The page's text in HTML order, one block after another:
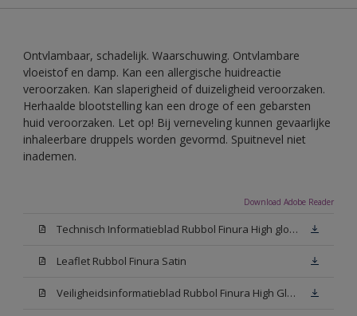
Ontvlambaar, schadelijk. Waarschuwing. Ontvlambare
vloeistof en damp. Kan een allergische huidreactie
veroorzaken. Kan slaperigheid of duizeligheid veroorzaken.
Herhaalde blootstelling kan een droge of een gebarsten
huid veroorzaken. Let op! Bij verneveling kunnen gevaarlijke
inhaleerbare druppels worden gevormd. Spuitnevel niet
inademen.
Download Adobe Reader
Technisch Informatieblad Rubbol Finura High gloss (PDF)
Leaflet Rubbol Finura Satin
Veiligheidsinformatieblad Rubbol Finura High Gloss W05 (MSDS)